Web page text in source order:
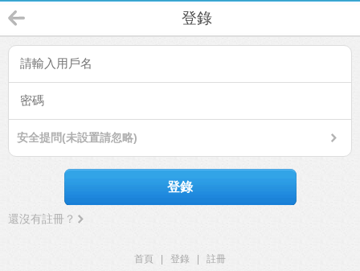
登錄
安全提問(未設置請忽略)
登錄
還沒有註冊？
首頁 登錄
註冊